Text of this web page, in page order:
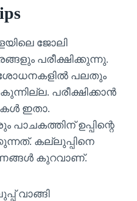
ജോലി
പരീക്ഷിക്കുന്നു.
പലതും
പരീക്ഷിക്കാൻ
ഇതാ.
പാചകത്തിന് ഉപ്പിന്റെ
കല്ലുപ്പിനെ
കുറവാണ്.
വാങ്ങി